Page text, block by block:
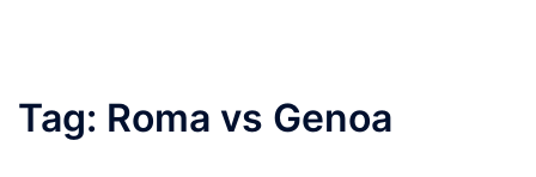
Tag: Roma vs Genoa